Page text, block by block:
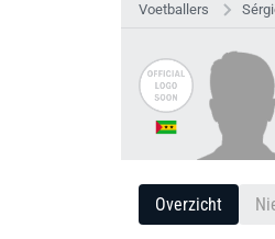
Voetballers
Overzicht